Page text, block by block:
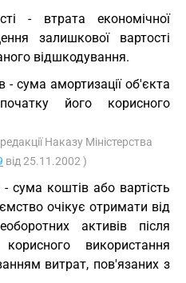
- втрата економічної
залишкової вартості
відшкодування.
- сума амортизації об'єкта
його корисного
Наказу Міністерства
від 25.11.2002 )
- сума коштів або вартість
очікує отримати від
активів після
використання
витрат, пов'язаних з